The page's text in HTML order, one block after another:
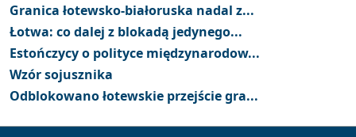
Granica łotewsko-białoruska nadal z...
Łotwa: co dalej z blokadą jedynego...
Estończycy o polityce międzynarodow...
Wzór sojusznika
Odblokowano łotewskie przejście gra...